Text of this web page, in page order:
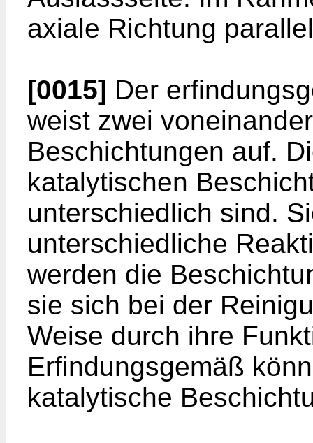
axiale Richtung
[0015] Der
weist zwei
Beschichtungen auf.
katalytischen
unterschiedlich sind.
unterschiedliche
werden die
sie sich bei der
Weise durch ihre
Erfindungsgemäß
katalytische